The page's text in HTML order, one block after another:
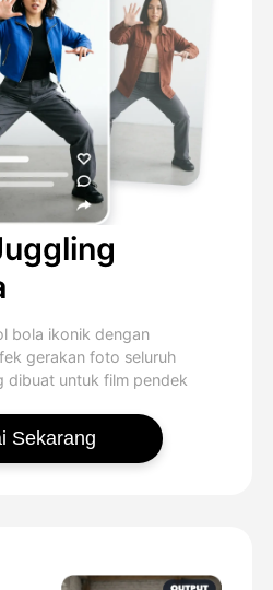
bola ikonik dengan
gerakan foto seluruh
dibuat untuk film pendek
Sekarang